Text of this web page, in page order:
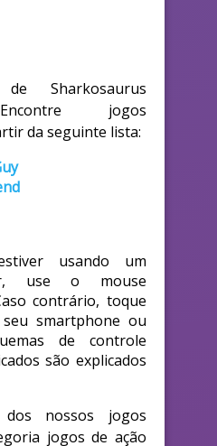
Sharkosaurus
jogos
da seguinte lista:
usando um
use o mouse
contrário, toque
smartphone ou
de controle
são explicados
nossos jogos
jogos de ação